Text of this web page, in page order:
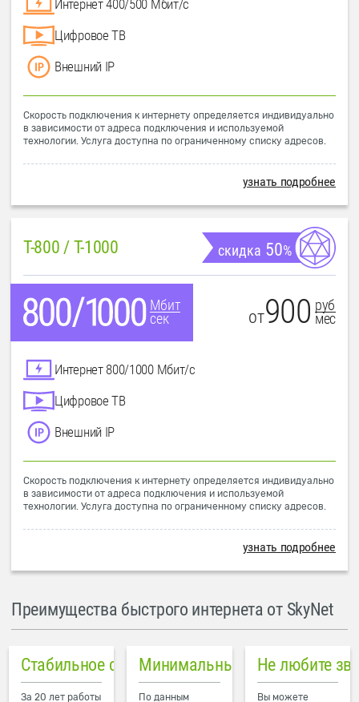
Интернет 400/500 Мбит/с
Цифровое ТВ
Внешний IP
Скорость подключения к интернету определяется индивидуально
в зависимости от адреса подключения и используемой
технологии. Услуга доступна по ограниченному списку адресов.
узнать подробнее
T-800 / T-1000 скидка 50%
Мбит
сек
от900 руб
мес
Интернет 800/1000 Мбит/с
Цифровое ТВ
Внешний IP
Скорость подключения к интернету определяется индивидуально
в зависимости от адреса подключения и используемой
технологии. Услуга доступна по ограниченному списку адресов.
узнать подробнее
Преимущества быстрого интернета от SkyNet
Стабильное соединение
За 20 лет работы
Минимальный пинг в городе
По данным
Не любите
Вы можете